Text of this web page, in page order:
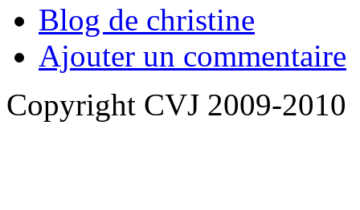
Blog de christine
Ajouter un commentaire
Copyright CVJ 2009-2010